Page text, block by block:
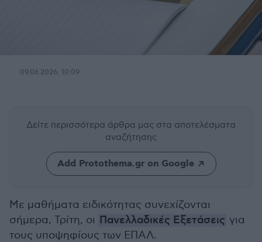
09.06.2026, 10:09
Δείτε περισσότερα άρθρα μας στα αποτελέσματα
αναζήτησης
Add Protothema.gr on Google
Με μαθήματα ειδικότητας συνεχίζονται
σήμερα, Τρίτη, οι Πανελλαδικές Εξετάσεις για
τους υποψηφίους των ΕΠΑΛ.